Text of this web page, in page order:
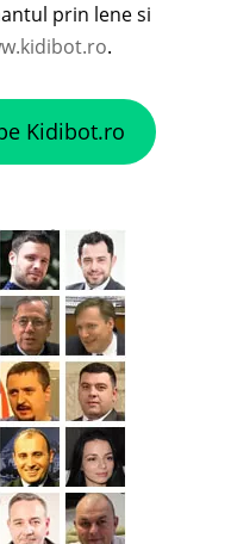
prin lene si
.
Kidibot.ro